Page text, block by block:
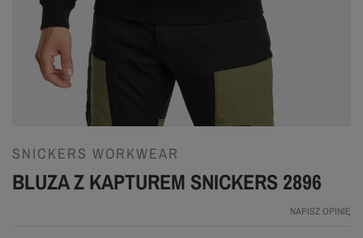
SNICKERS WORKWEAR
BLUZA Z KAPTUREM SNICKERS 2896
NAPISZ OPINIĘ